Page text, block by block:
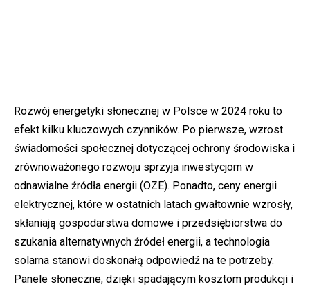
Rozwój energetyki słonecznej w Polsce w 2024 roku to
efekt kilku kluczowych czynników. Po pierwsze, wzrost
świadomości społecznej dotyczącej ochrony środowiska i
zrównoważonego rozwoju sprzyja inwestycjom w
odnawialne źródła energii (OZE). Ponadto, ceny energii
elektrycznej, które w ostatnich latach gwałtownie wzrosły,
skłaniają gospodarstwa domowe i przedsiębiorstwa do
szukania alternatywnych źródeł energii, a technologia
solarna stanowi doskonałą odpowiedź na te potrzeby.
Panele słoneczne, dzięki spadającym kosztom produkcji i